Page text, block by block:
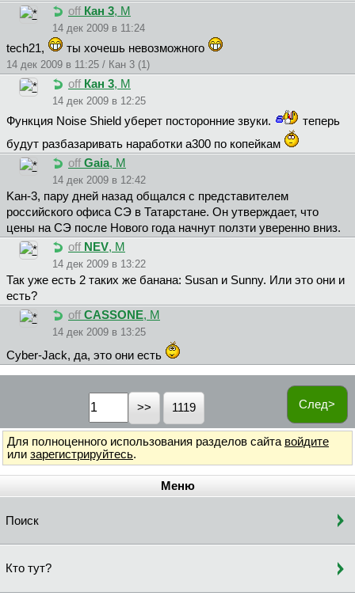
off Кан 3, М
14 дек 2009 в 11:24
tech21, ты хочешь невозможного
14 дек 2009 в 11:25 / Кан 3 (1)
off Кан 3, М
14 дек 2009 в 12:25
Функция Noise Shield уберет посторонние звуки.
теперь
будут разбазаривать наработки а300 по копейкам
off Gaia, М
14 дек 2009 в 12:42
Kaн-3, пару дней назад общался с представителем
российского офиса СЭ в Татарстане. Он утверждает, что
цены на СЭ после Нового года начнут ползти уверенно вниз.
off NEV, М
14 дек 2009 в 13:22
Так уже есть 2 таких же банана: Susan и Sunny. Или это они и
есть?
off CASSONE, М
14 дек 2009 в 13:25
Cyber-Jack, да, это они есть
След>
1119
Для полноценного использования разделов сайта войдите
или зарегистрируйтесь.
Меню
Поиск
Кто тут?